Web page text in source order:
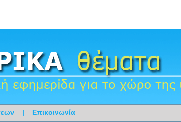
| Επικοινωνία